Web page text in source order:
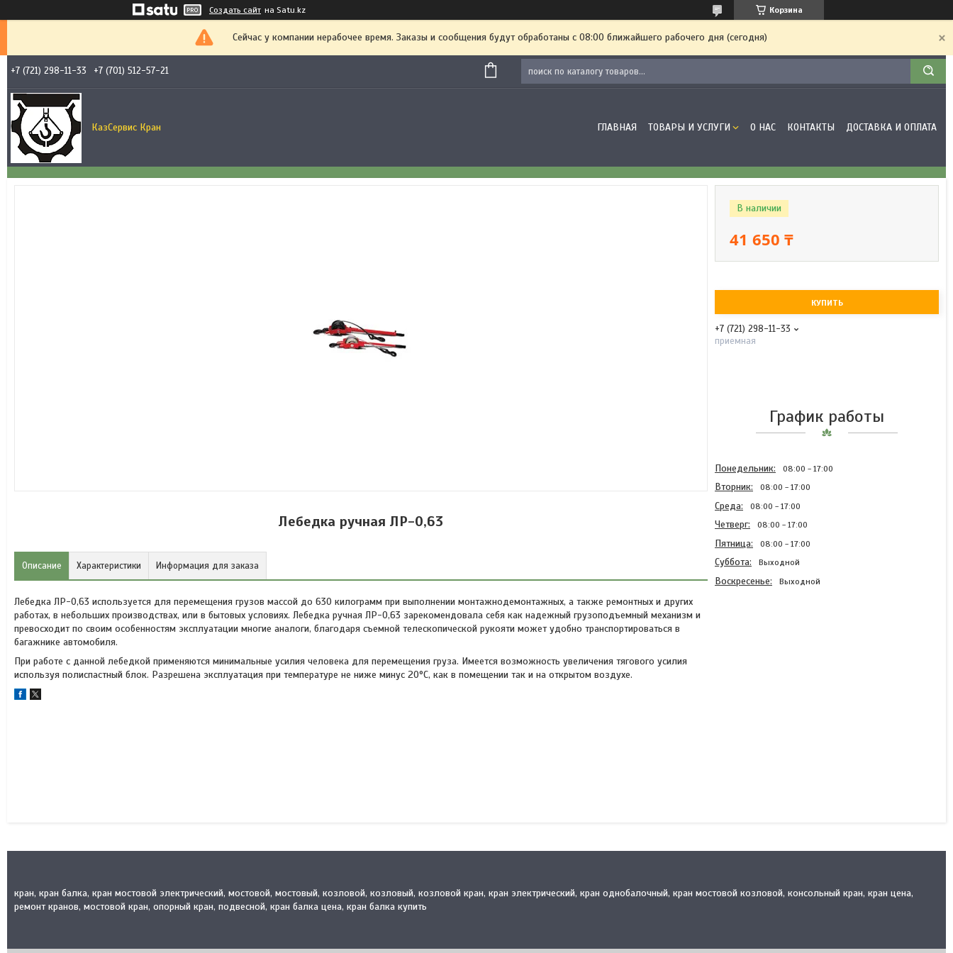
Создать сайт на Satu.kz Корзина
Сейчас у компании нерабочее время. Заказы и сообщения будут обработаны с 08:00 ближайшего рабочего дня (сегодня)
+7 (721) 298-11-33 +7 (701) 512-57-21
КазСервис Кран ГЛАВНАЯ ТОВАРЫ И УСЛУГИ О НАС КОНТАКТЫ ДОСТАВКА И ОПЛАТА
Лебедка ручная ЛР-0,63
Описание Характеристики Информация для заказа
Лебедка ЛР-0,63 используется для перемещения грузов массой до 630 килограмм при выполнении монтажнодемонтажных, а также ремонтных и других
работах, в небольших производствах, или в бытовых условиях. Лебедка ручная ЛР-0,63 зарекомендовала себя как надежный грузоподъемный механизм и
превосходит по своим особенностям эксплуатации многие аналоги, благодаря съемной телескопической рукояти может удобно транспортироваться в
багажнике автомобиля.
При работе с данной лебедкой применяются минимальные усилия человека для перемещения груза. Имеется возможность увеличения тягового усилия
используя полиспастный блок. Разрешена эксплуатация при температуре не ниже минус 20°С, как в помещении так и на открытом воздухе.
В наличии
41 650 ₸
КУПИТЬ
+7 (721) 298-11-33
приемная
График работы
Понедельник 08:00 17:00
Вторник 08:00 17:00
Среда 08:00 17:00
Четверг 08:00 17:00
Пятница 08:00 17:00
Суббота Выходной
Воскресенье Выходной
кран, кран балка, кран мостовой электрический, мостовой, мостовый, козловой, козловый, козловой кран, кран электрический, кран однобалочный, кран мостовой козловой, консольный кран, кран цена,
ремонт кранов, мостовой кран, опорный кран, подвесной, кран балка цена, кран балка купить